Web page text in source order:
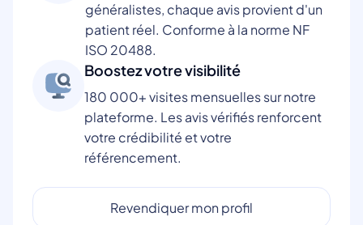
généralistes, chaque avis provient d'un
patient réel. Conforme à la norme NF
ISO 20488.
Boostez votre visibilité
180 000+ visites mensuelles sur notre
plateforme. Les avis vérifiés renforcent
votre crédibilité et votre
référencement.
Revendiquer mon profil